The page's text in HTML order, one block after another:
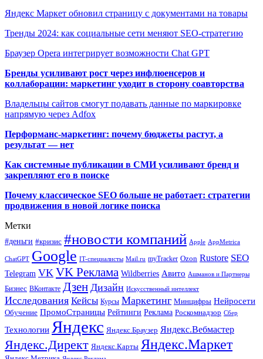
Яндекс Маркет обновил страницу с документами на товары
Тренды 2024: как социальные сети меняют SEO-стратегию
Браузер Opera интегрирует возможности Chat GPT
Бренды усиливают рост через инфлюенсеров и
коллаборации: маркетинг уходит в сторону соавторства
Владельцы сайтов смогут подавать данные по маркировке
напрямую через Adfox
Перформанс-маркетинг: почему бюджеты растут, а
результат — нет
Как системные публикации в СМИ усиливают бренд и
закрепляют его в поиске
Почему классическое SEO больше не работает: стратегии
продвижения в новой логике поиска
Метки
#деньги #кризис #новости компаний Apple AppMetrica
ChatGPT Google IT-специалисты Mail.ru myTracker Ozon Rustore SEO
Telegram VK VK Реклама Wildberries Авито Ашманов и Партнеры
Бизнес ВКонтакте Дзен Дизайн Искусственный интеллект
Исследования Кейсы Курсы Маркетинг Минцифры Нейросети
Обучение ПромоСтраницы Рейтинги Реклама Роскомнадзор Сбер
Технологии Яндекс Яндекс.Браузер Яндекс.Вебмастер
Яндекс.Директ Яндекс.Карты Яндекс.Маркет